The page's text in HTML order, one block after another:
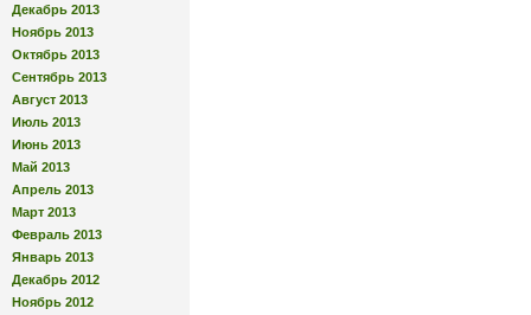
Декабрь 2013
Ноябрь 2013
Октябрь 2013
Сентябрь 2013
Август 2013
Июль 2013
Июнь 2013
Май 2013
Апрель 2013
Март 2013
Февраль 2013
Январь 2013
Декабрь 2012
Ноябрь 2012